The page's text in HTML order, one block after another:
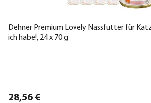
Dehner Premium Lovely Nassfutter für
ich habe!, 24 x 70 g
28,56 €